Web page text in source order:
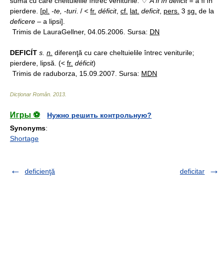
pierdere. [pl. -te, -turi. / < fr. déficit, cf. lat. deficit, pers. 3 sg. de la
deficere – a lipsi].
Trimis de LauraGellner, 04.05.2006. Sursa: DN
DEFICÍT s. n. diferenţă cu care cheltuielile întrec veniturile;
pierdere, lipsă. (< fr. déficit)
Trimis de raduborza, 15.09.2007. Sursa: MDN
Dicționar Român 2013
Игры ⚽
Нужно решить контрольную?
Synonyms:
Shortage
deficienţă deficitar